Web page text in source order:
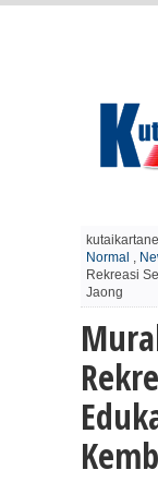
Normal ,
Rekreasi
Jaong